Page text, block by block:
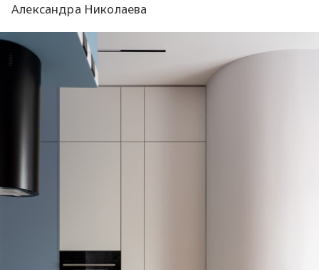
Александра Николаева